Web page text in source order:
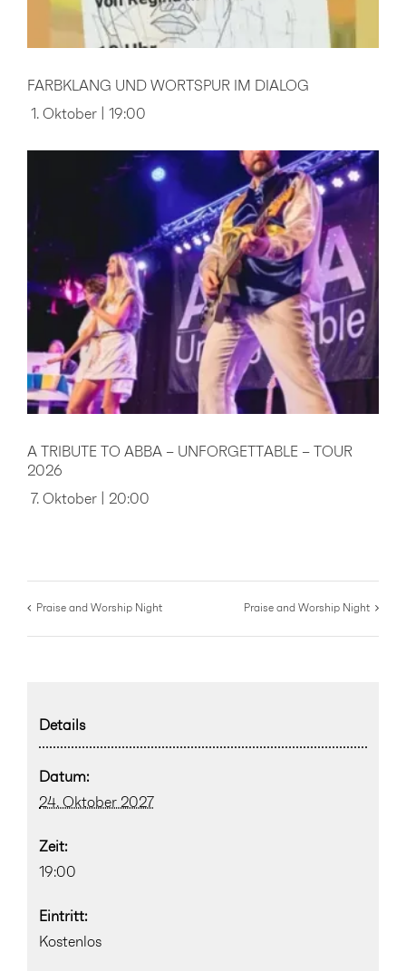
FARBKLANG UND WORTSPUR IM DIALOG
1. Oktober | 19:00
A TRIBUTE TO ABBA – UNFORGETTABLE – TOUR
2026
7. Oktober | 20:00
Praise and Worship Night Praise and Worship Night
Details
Datum:
24. Oktober 2027
Zeit:
19:00
Eintritt:
Kostenlos